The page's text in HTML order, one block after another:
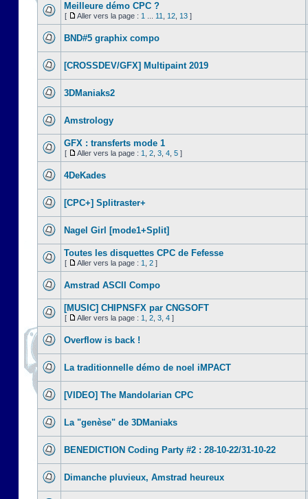
Meilleure démo CPC ?
[ Aller vers la page : 1 11 12 13 ]
BND#5 graphix compo
[CROSSDEV/GFX] Multipaint 2019
3DManiaks2
Amstrology
GFX : transferts mode 1
[ Aller vers la page : 1 2 3 4 5 ]
4DeKades
[CPC+] Splitraster+
Nagel Girl [mode1+Split]
Toutes les disquettes CPC de Fefesse
[ Aller vers la page : 1 2 ]
Amstrad ASCII Compo
[MUSIC] CHIPNSFX par CNGSOFT
[ Aller vers la page : 1 2 3 4 ]
Overflow is back !
La traditionnelle démo de noel iMPACT
[VIDEO] The Mandolarian CPC
La "genèse" de 3DManiaks
BENEDICTION Coding Party #2 : 28-10-22/31-10-22
Dimanche pluvieux, Amstrad heureux